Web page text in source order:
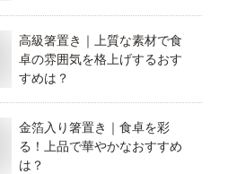
高級箸置き｜上質な素材で食
卓の雰囲気を格上げするおす
すめは？
金箔入り箸置き｜食卓を彩
る！上品で華やかなおすすめ
は？